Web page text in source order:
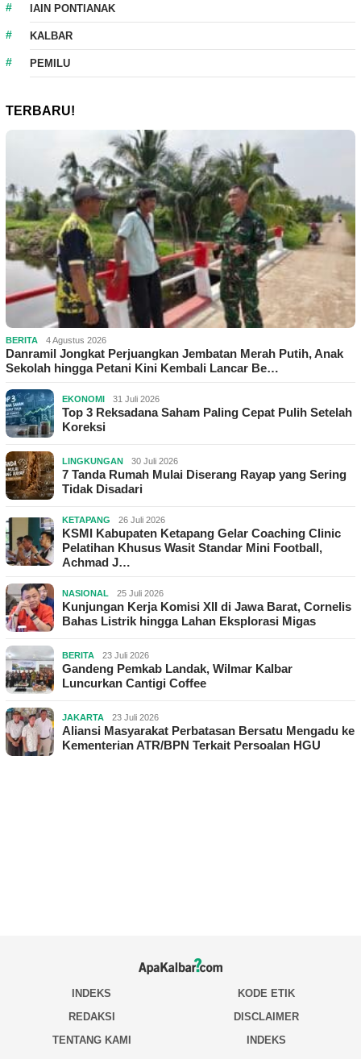
IAIN PONTIANAK
KALBAR
PEMILU
TERBARU!
BERITA 4 Agustus 2026
Danramil Jongkat Perjuangkan Jembatan Merah Putih, Anak
Sekolah hingga Petani Kini Kembali Lancar Be…
EKONOMI 31 Juli 2026
Top 3 Reksadana Saham Paling Cepat Pulih Setelah
Koreksi
LINGKUNGAN 30 Juli 2026
7 Tanda Rumah Mulai Diserang Rayap yang Sering
Tidak Disadari
KETAPANG 26 Juli 2026
KSMI Kabupaten Ketapang Gelar Coaching Clinic
Pelatihan Khusus Wasit Standar Mini Football,
Achmad J…
NASIONAL 25 Juli 2026
Kunjungan Kerja Komisi XII di Jawa Barat, Cornelis
Bahas Listrik hingga Lahan Eksplorasi Migas
BERITA 23 Juli 2026
Gandeng Pemkab Landak, Wilmar Kalbar
Luncurkan Cantigi Coffee
JAKARTA 23 Juli 2026
Aliansi Masyarakat Perbatasan Bersatu Mengadu ke
Kementerian ATR/BPN Terkait Persoalan HGU